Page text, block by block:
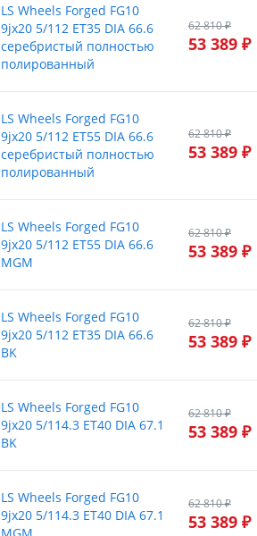
LS Wheels Forged FG10
9jx20 5/112 ET35 DIA 66.6
серебристый полностью
полированный
62 810 ₽
53 389 ₽
LS Wheels Forged FG10
9jx20 5/112 ET55 DIA 66.6
серебристый полностью
полированный
62 810 ₽
53 389 ₽
LS Wheels Forged FG10
9jx20 5/112 ET55 DIA 66.6
MGM
62 810 ₽
53 389 ₽
LS Wheels Forged FG10
9jx20 5/112 ET35 DIA 66.6
BK
62 810 ₽
53 389 ₽
LS Wheels Forged FG10
9jx20 5/114.3 ET40 DIA 67.1
BK
62 810 ₽
53 389 ₽
LS Wheels Forged FG10
9jx20 5/114.3 ET40 DIA 67.1
MGM
62 810 ₽
53 389 ₽